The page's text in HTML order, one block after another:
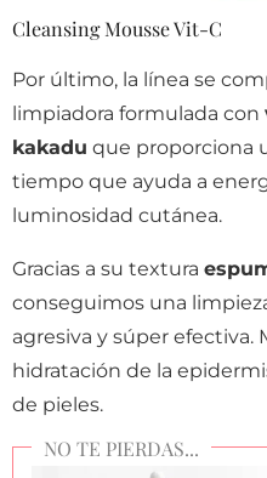
Cleansing Mousse Vit-C
Por último, la línea se
limpiadora formulada con
kakadu que proporciona
tiempo que ayuda a
luminosidad cutánea.
Gracias a su textura
conseguimos una
agresiva y súper efectiva.
hidratación de la
de pieles.